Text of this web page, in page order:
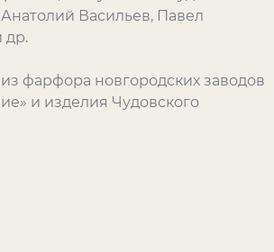
Васильев, Павел
др.
фарфора новгородских заводов
и изделия Чудовского